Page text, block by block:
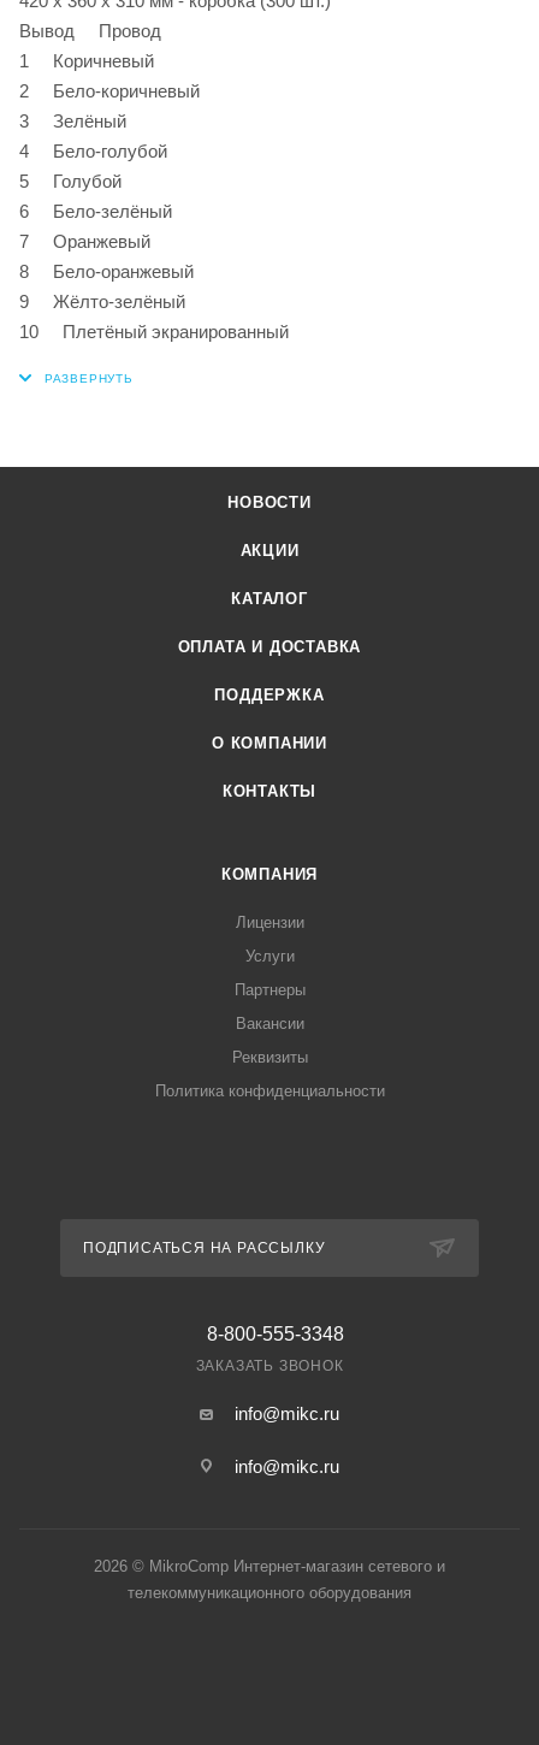
Вывод Провод
1 Коричневый
2 Бело-коричневый
3 Зелёный
4 Бело-голубой
5 Голубой
6 Бело-зелёный
7 Оранжевый
8 Бело-оранжевый
9 Жёлто-зелёный
10 Плетёный экранированный
НОВОСТИ
АКЦИИ
КАТАЛОГ
ОПЛАТА И ДОСТАВКА
ПОДДЕРЖКА
О КОМПАНИИ
КОНТАКТЫ
КОМПАНИЯ
Лицензии
Услуги
Партнеры
Вакансии
Реквизиты
Политика конфиденциальности
ПОДПИСАТЬСЯ НА РАССЫЛКУ
8-800-555-3348
ЗАКАЗАТЬ ЗВОНОК
info@mikc.ru
info@mikc.ru
2026 © MikroComp Интернет-магазин сетевого и
телекоммуникационного оборудования